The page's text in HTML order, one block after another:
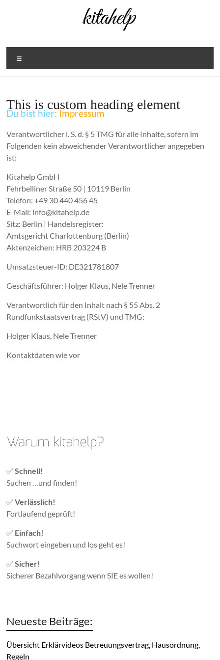
This is custom heading element
Du bist hier: Impressum
Verantwortlicher i. S. d. § 5 TMG für alle Inhalte, sofern im
Folgenden kein abweichender Verantwortlicher angegeben
ist:
Kitahelp GmbH
Fehrbelliner Straße 50 | 10119 Berlin
Telefon: +49 30 440 456 45
E-Mail: info@kitahelp.de
Sitz: Berlin | Handelsregister:
Amtsgericht Charlottenburg (Berlin)
Aktenzeichen: HRB 203224 B
Umsatzsteuer-ID: DE321781807
Geschäftsführer: Holger Klaus, Nele Trenner
Verantwortlich für den Inhalt nach § 55 Abs. 2
Rundfunkstaatsvertrag (RStV) und TMG:
Holger Klaus, Nele Trenner
Kontaktdaten wie vor
✅Schnell!
Suchen …und finden!
✅Verlässlich!
Fortlaufend geprüft!
✅ Einfach!
Suchwort eingeben und los geht es!
✅Sicher!
Sicherer Bezahlvorgang wenn SIE es wollen!
Neueste Beiträge:
Übersicht Erklärvideos Betreuungsvertrag, Hausordnung,
Regeln